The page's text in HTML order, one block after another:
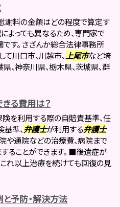
謝料の金額はどの程度で算定す
よっても異なるため、専門家で
す。 さざんか総合法律事務所
川口市、川越市、上尾市など埼
、神奈川県、栃木県、茨城県、群
る費用は？
を利用する際の自賠責基準、任
準、 弁護士が利用する弁護士
や通院などの治療費、病院まで
ることができます。 ■後遺症が
れ以上治療を続けても回復の見
予防・解決方法